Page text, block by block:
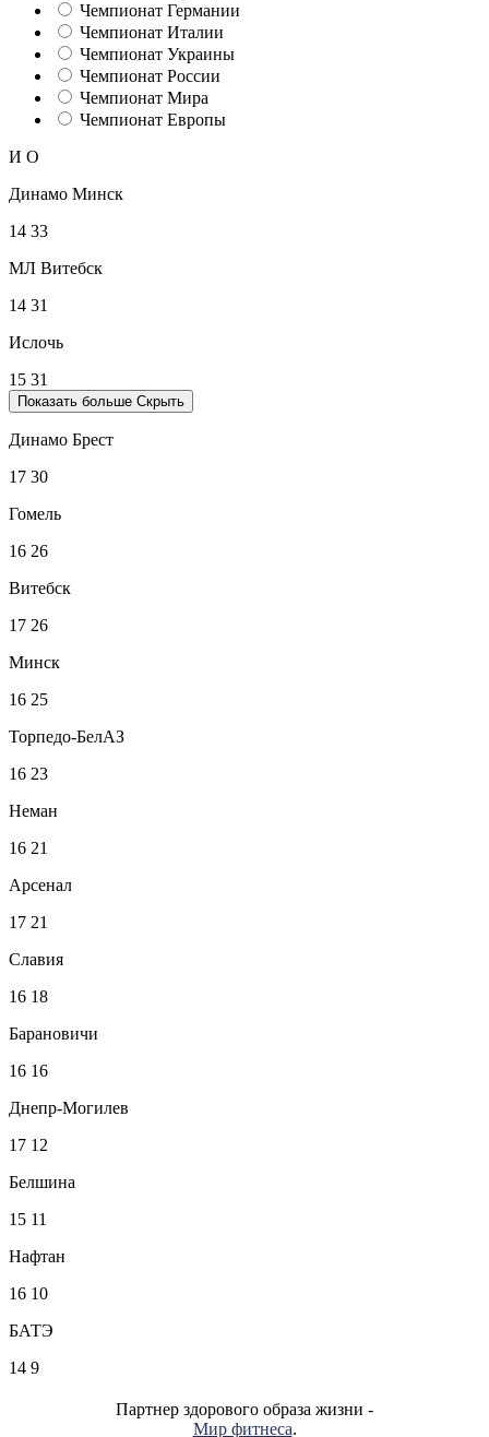
Чемпионат Германии
Чемпионат Италии
Чемпионат Украины
Чемпионат России
Чемпионат Мира
Чемпионат Европы
И О
Динамо Минск
14 33
МЛ Витебск
14 31
Ислочь
15 31
Показать больше Скрыть
Динамо Брест
17 30
Гомель
16 26
Витебск
17 26
Минск
16 25
Торпедо-БелАЗ
16 23
Неман
16 21
Арсенал
17 21
Славия
16 18
Барановичи
16 16
Днепр-Могилев
17 12
Белшина
15 11
Нафтан
16 10
БАТЭ
14 9
Партнер здорового образа жизни -
Мир фитнеса.